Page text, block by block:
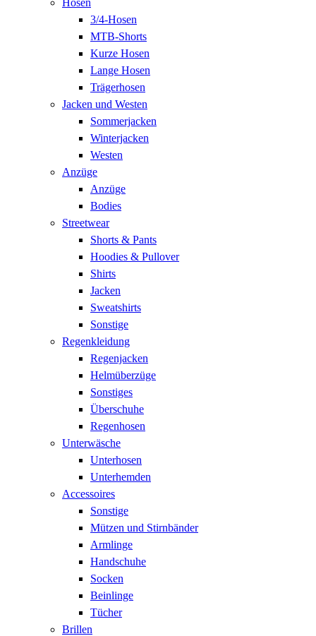
3/4-Hosen
MTB-Shorts
Kurze Hosen
Lange Hosen
Trägerhosen
Jacken und Westen
Sommerjacken
Winterjacken
Westen
Anzüge
Anzüge
Bodies
Streetwear
Shorts & Pants
Hoodies & Pullover
Shirts
Jacken
Sweatshirts
Sonstige
Regenkleidung
Regenjacken
Helmüberzüge
Sonstiges
Überschuhe
Regenhosen
Unterwäsche
Unterhosen
Unterhemden
Accessoires
Sonstige
Mützen und Stirnbänder
Armlinge
Handschuhe
Socken
Beinlinge
Tücher
Brillen